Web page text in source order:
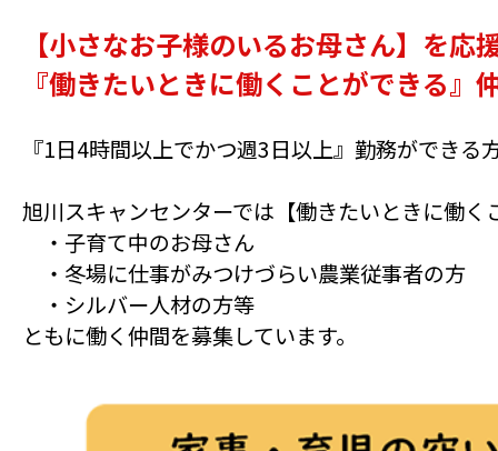
【小さなお子様のいるお母さん】を応
『働きたいときに働くことができる』
『1日4時間以上でかつ週3日以上』勤務ができ
旭川スキャンセンターでは【働きたいときに働
・子育て中のお母さん
・冬場に仕事がみつけづらい農業従事者の方
・シルバー人材の方等
ともに働く仲間を募集しています。